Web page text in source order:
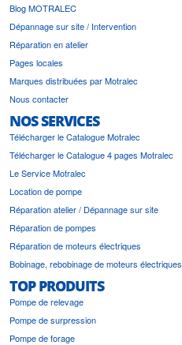
Blog MOTRALEC
Dépannage sur site / Intervention
Réparation en atelier
Pages locales
Marques distribuées par Motralec
Nous contacter
NOS SERVICES
Télécharger le Catalogue Motralec
Télécharger le Catalogue 4 pages Motralec
Le Service Motralec
Location de pompe
Réparation atelier / Dépannage sur site
Réparation de pompes
Réparation de moteurs électriques
Bobinage, rebobinage de moteurs électriques
TOP PRODUITS
Pompe de relevage
Pompe de surpression
Pompe de forage